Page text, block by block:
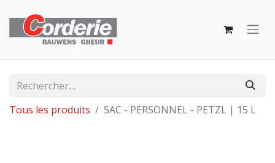
Tous les produits SAC - PERSONNEL - PETZL | 15 L